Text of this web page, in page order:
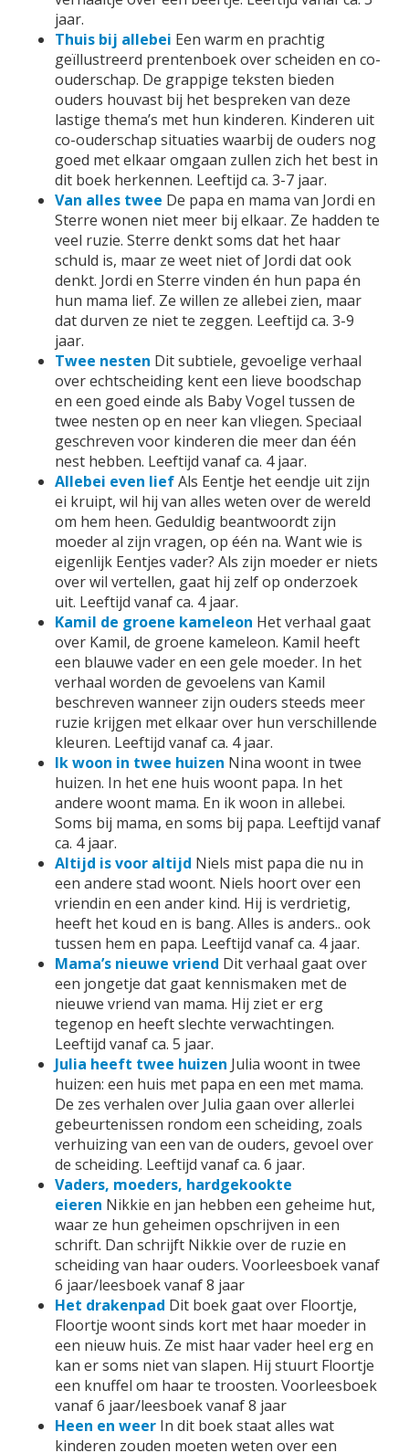
jaar.
Thuis bij allebei Een warm en prachtig
geïllustreerd prentenboek over scheiden en co-
ouderschap. De grappige teksten bieden
ouders houvast bij het bespreken van deze
lastige thema’s met hun kinderen. Kinderen uit
co-ouderschap situaties waarbij de ouders nog
goed met elkaar omgaan zullen zich het best in
dit boek herkennen. Leeftijd ca. 3-7 jaar.
Van alles twee De papa en mama van Jordi en
Sterre wonen niet meer bij elkaar. Ze hadden te
veel ruzie. Sterre denkt soms dat het haar
schuld is, maar ze weet niet of Jordi dat ook
denkt. Jordi en Sterre vinden én hun papa én
hun mama lief. Ze willen ze allebei zien, maar
dat durven ze niet te zeggen. Leeftijd ca. 3-9
jaar.
Twee nesten Dit subtiele, gevoelige verhaal
over echtscheiding kent een lieve boodschap
en een goed einde als Baby Vogel tussen de
twee nesten op en neer kan vliegen. Speciaal
geschreven voor kinderen die meer dan één
nest hebben. Leeftijd vanaf ca. 4 jaar.
Allebei even liefAls Eentje het eendje uit zijn
ei kruipt, wil hij van alles weten over de wereld
om hem heen. Geduldig beantwoordt zijn
moeder al zijn vragen, op één na. Want wie is
eigenlijk Eentjes vader? Als zijn moeder er niets
over wil vertellen, gaat hij zelf op onderzoek
uit. Leeftijd vanaf ca. 4 jaar.
Kamil de groene kameleon Het verhaal gaat
over Kamil, de groene kameleon. Kamil heeft
een blauwe vader en een gele moeder. In het
verhaal worden de gevoelens van Kamil
beschreven wanneer zijn ouders steeds meer
ruzie krijgen met elkaar over hun verschillende
kleuren. Leeftijd vanaf ca. 4 jaar.
Ik woon in twee huizen Nina woont in twee
huizen. In het ene huis woont papa. In het
andere woont mama. En ik woon in allebei.
Soms bij mama, en soms bij papa. Leeftijd vanaf
ca. 4 jaar.
Altijd is voor altijd Niels mist papa die nu in
een andere stad woont. Niels hoort over een
vriendin en een ander kind. Hij is verdrietig,
heeft het koud en is bang. Alles is anders.. ook
tussen hem en papa. Leeftijd vanaf ca. 4 jaar.
Mama’s nieuwe vriend Dit verhaal gaat over
een jongetje dat gaat kennismaken met de
nieuwe vriend van mama. Hij ziet er erg
tegenop en heeft slechte verwachtingen.
Leeftijd vanaf ca. 5 jaar.
Julia heeft twee huizen Julia woont in twee
huizen: een huis met papa en een met mama.
De zes verhalen over Julia gaan over allerlei
gebeurtenissen rondom een scheiding, zoals
verhuizing van een van de ouders, gevoel over
de scheiding. Leeftijd vanaf ca. 6 jaar.
Vaders, moeders, hardgekookte
eieren Nikkie en jan hebben een geheime hut,
waar ze hun geheimen opschrijven in een
schrift. Dan schrijft Nikkie over de ruzie en
scheiding van haar ouders. Voorleesboek vanaf
6 jaar/leesboek vanaf 8 jaar
Het drakenpad Dit boek gaat over Floortje,
Floortje woont sinds kort met haar moeder in
een nieuw huis. Ze mist haar vader heel erg en
kan er soms niet van slapen. Hij stuurt Floortje
een knuffel om haar te troosten. Voorleesboek
vanaf 6 jaar/leesboek vanaf 8 jaar
Heen en weer In dit boek staat alles wat
kinderen zouden moeten weten over een